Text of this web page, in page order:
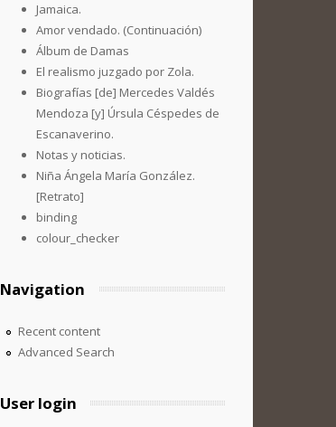
Jamaica.
Amor vendado. (Continuación)
Álbum de Damas
El realismo juzgado por Zola.
Biografías [de] Mercedes Valdés
Mendoza [y] Úrsula Céspedes de
Escanaverino.
Notas y noticias.
Niña Ángela María González.
[Retrato]
binding
colour_checker
Navigation
Recent content
Advanced Search
User login